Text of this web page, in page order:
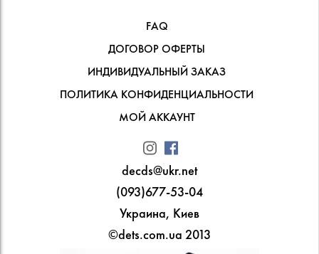
FAQ
ДОГОВОР ОФЕРТЫ
ИНДИВИДУАЛЬНЫЙ ЗАКАЗ
ПОЛИТИКА КОНФИДЕНЦИАЛЬНОСТИ
МОЙ АККАУНТ
decds@ukr.net
(093)677-53-04
Украина, Киев
©dets.com.ua 2013